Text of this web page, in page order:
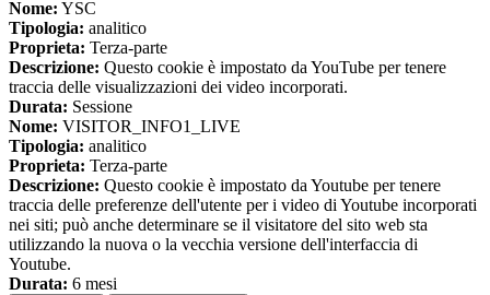
Nome: YSC
Tipologia: analitico
Proprieta: Terza-parte
Descrizione: Questo cookie è impostato da YouTube per tenere
traccia delle visualizzazioni dei video incorporati.
Durata: Sessione
Nome: VISITOR_INFO1_LIVE
Tipologia: analitico
Proprieta: Terza-parte
Descrizione: Questo cookie è impostato da Youtube per tenere
traccia delle preferenze dell'utente per i video di Youtube incorporati
nei siti; può anche determinare se il visitatore del sito web sta
utilizzando la nuova o la vecchia versione dell'interfaccia di
Youtube.
Durata: 6 mesi